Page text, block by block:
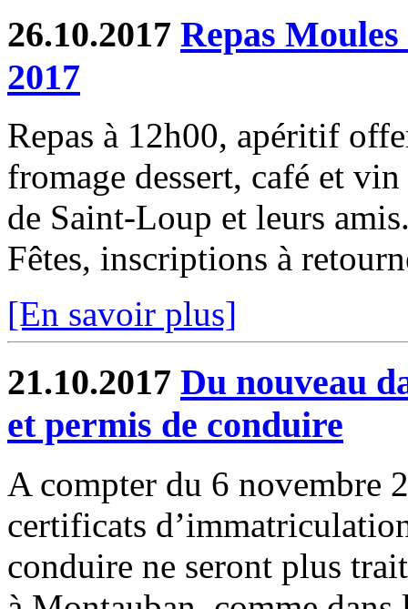
26.10.2017 Repas
2017
Repas à 12h00, apéritif
fromage dessert, café et
de Saint-Loup et leurs
Fêtes, inscriptions à
[En savoir plus]
21.10.2017 Du nouveau
et permis de conduire
A compter du 6 novembre
certificats
conduire ne seront plus